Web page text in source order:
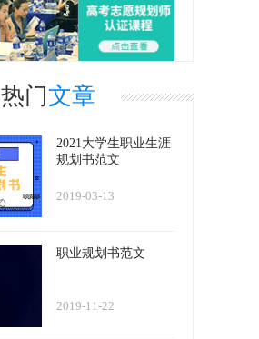
热门文章
2021大学生职业生涯
规划书范文
2019-03-13
职业规划书范文
2019-11-22